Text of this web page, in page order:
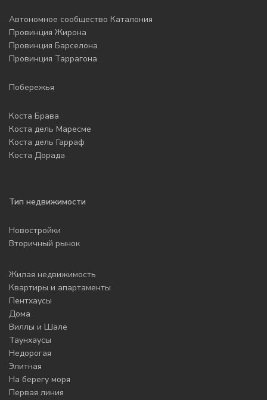
Автономное сообщество Каталония
Провинция Жирона
Провинция Барселона
Провинция Таррагона
Побережья
Коста Брава
Коста дель Маресме
Коста дель Гарраф
Коста Дорада
Тип недвижимости
Новостройки
Вторичный рынок
Жилая недвижимость
Квартиры и апартаменты
Пентхаусы
Дома
Виллы и Шале
Таунхаусы
Недорогая
Элитная
На берегу моря
Первая линия